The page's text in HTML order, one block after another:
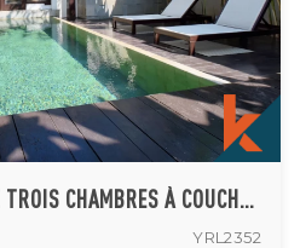
VILLA CONFORTABLE DE TROIS CHAMBRES À COUCHER FERMÉE À MERTANADI-SEMINYAK
YRL2352